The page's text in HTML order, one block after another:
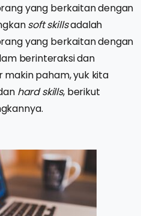
yang berkaitan dengan
soft skillsadalah
yang berkaitan dengan
berinteraksi dan
makin paham, yuk kita
hard skills, berikut